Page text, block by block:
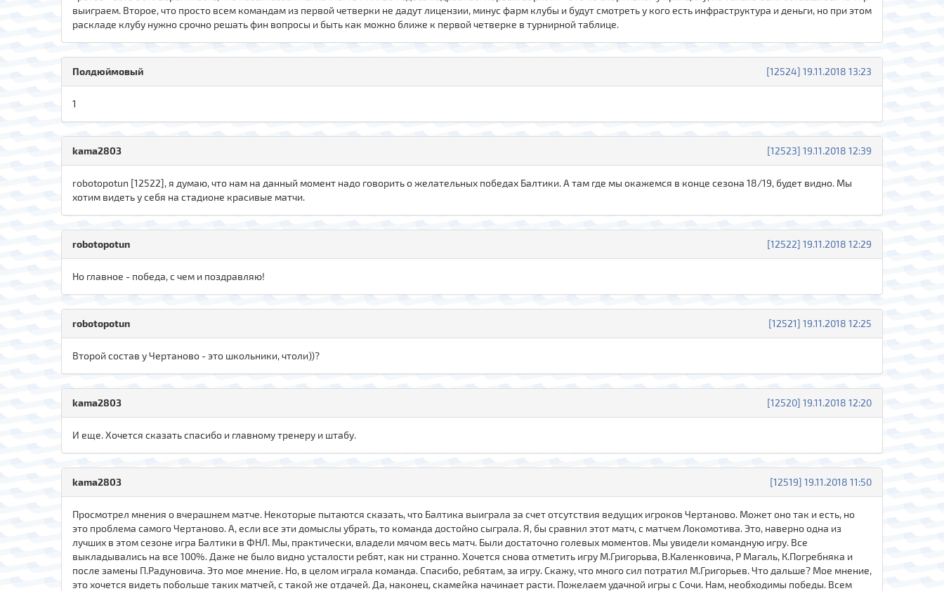
выиграем. Второе, что просто всем командам из первой четверки не дадут лицензии, минус фарм клубы и будут смотреть у кого есть инфраструктура и деньги, но при этом
раскладе клубу нужно срочно решать фин вопросы и быть как можно ближе к первой четверке в турнирной таблице.
[12524] 19.11.2018 13:23
Полдюймовый
1
[12523] 19.11.2018 12:39
kama2803
robotopotun [12522], я думаю, что нам на данный момент надо говорить о желательных победах Балтики. А там где мы окажемся в конце сезона 18/19, будет видно. Мы
хотим видеть у себя на стадионе красивые матчи.
[12522] 19.11.2018 12:29
robotopotun
Но главное - победа, с чем и поздравляю!
[12521] 19.11.2018 12:25
robotopotun
Второй состав у Чертаново - это школьники, чтоли))?
[12520] 19.11.2018 12:20
kama2803
И еще. Хочется сказать спасибо и главному тренеру и штабу.
[12519] 19.11.2018 11:50
kama2803
Просмотрел мнения о вчерашнем матче. Некоторые пытаются сказать, что Балтика выиграла за счет отсутствия ведущих игроков Чертаново. Может оно так и есть, но
это проблема самого Чертаново. А, если все эти домыслы убрать, то команда достойно сыграла. Я, бы сравнил этот матч, с матчем Локомотива. Это, наверно одна из
лучших в этом сезоне игра Балтики в ФНЛ. Мы, практически, владели мячом весь матч. Были достаточно голевых моментов. Мы увидели командную игру. Все
выкладывались на все 100%. Даже не было видно усталости ребят, как ни странно. Хочется снова отметить игру М.Григорьва, В.Каленковича, Р Магаль, К.Погребняка и
после замены П.Радуновича. Это мое мнение. Но, в целом играла команда. Спасибо, ребятам, за игру. Скажу, что много сил потратил М.Григорьев. Что дальше? Мое мнение,
это хочется видеть побольше таких матчей, с такой же отдачей. Да, наконец, скамейка начинает расти. Пожелаем удачной игры с Сочи. Нам, необходимы победы. Всем